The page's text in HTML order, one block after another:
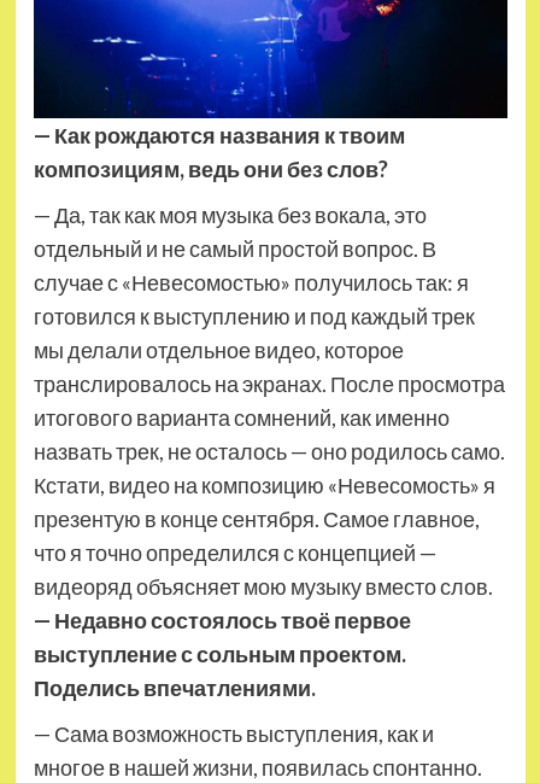
— Как рождаются названия к твоим
композициям, ведь они без слов?
— Да, так как моя музыка без вокала, это
отдельный и не самый простой вопрос. В
случае с «Невесомостью» получилось так: я
готовился к выступлению и под каждый трек
мы делали отдельное видео, которое
транслировалось на экранах. После просмотра
итогового варианта сомнений, как именно
назвать трек, не осталось — оно родилось само.
Кстати, видео на композицию «Невесомость» я
презентую в конце сентября. Самое главное,
что я точно определился с концепцией —
видеоряд объясняет мою музыку вместо слов.
— Недавно состоялось твоё первое
выступление с сольным проектом.
Поделись впечатлениями.
— Сама возможность выступления, как и
многое в нашей жизни, появилась спонтанно.